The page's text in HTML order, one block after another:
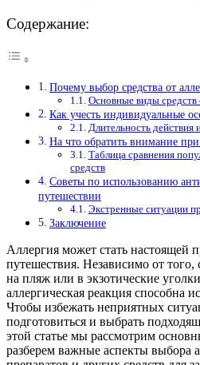
Содержание:
Почему выбор средства от
Основные виды средств
Как учесть индивидуальные
Длительность действия
На что обратить внимание
Таблица сравнения
средств
Советы по использованию
путешествии
Экстренные ситуации
Заключение
Аллергия может стать настоящей
путешествия. Независимо от того,
на пляж или в экзотические
аллергическая реакция способна
Чтобы избежать неприятных
подготовиться и выбрать
этой статье мы рассмотрим
разберем важные аспекты выбора